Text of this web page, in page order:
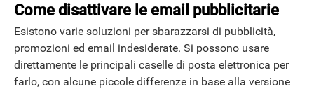
Come disattivare le email pubblicitarie
Esistono varie soluzioni per sbarazzarsi di pubblicità,
promozioni ed email indesiderate. Si possono usare
direttamente le principali caselle di posta elettronica per
farlo, con alcune piccole differenze in base alla versione